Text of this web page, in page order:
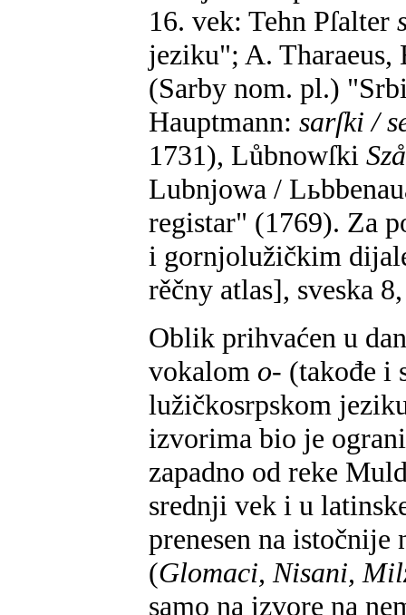
16. vek: Tehn Pſalter
jeziku"; A.
(Sarby nom. pl.)
Hauptmann: sarſki /
1731), Lůbnowſki
Lubnjowa /
registar" (1769). Za
i gornjolužičkim
rěčny atlas], sveska
Oblik prihvaćen u
vokalom o- (takođe i
lužičkosrpskom
izvorima bio je
zapadno od reke
srednji vek i u
prenesen na istočnije
(Glomaci, Nisani,
samo na izvore na